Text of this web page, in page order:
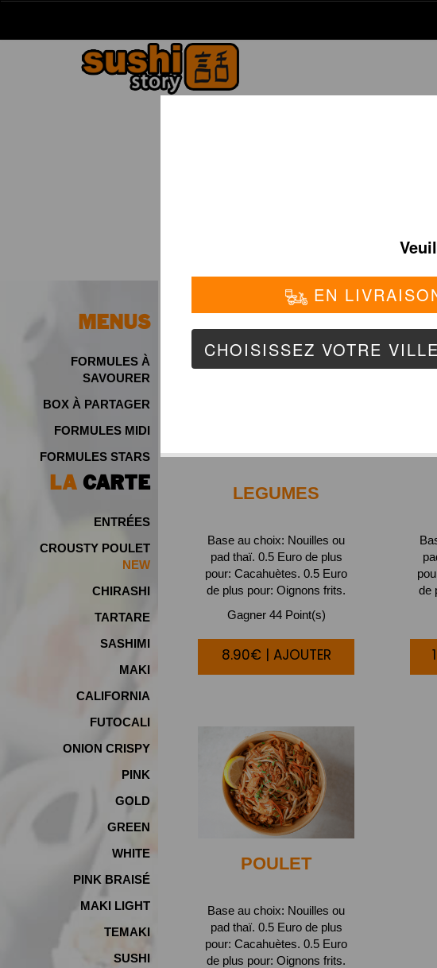
MENUS
FORMULES À
SAVOURER
BOX À PARTAGER
FORMULES MIDI
FORMULES STARS
LA CARTE
ENTRÉES
CROUSTY POULET
CHIRASHI
TARTARE
SASHIMI
MAKI
CALIFORNIA
FUTOCALI
ONION CRISPY
PINK
GOLD
GREEN
WHITE
PINK BRAISÉ
MAKI LIGHT
TEMAKI
SUSHI
LEGUMES
Base au choix: Nouilles ou
pad thaï. 0.5 Euro de plus
pour: Cacahuètes. 0.5 Euro
de plus pour: Oignons frits.
Gagner 44 Point(s)
8.90€ | AJOUTER
de
POULET
Base au choix: Nouilles ou
pad thaï. 0.5 Euro de plus
pour: Cacahuètes. 0.5 Euro
de plus pour: Oignons frits.